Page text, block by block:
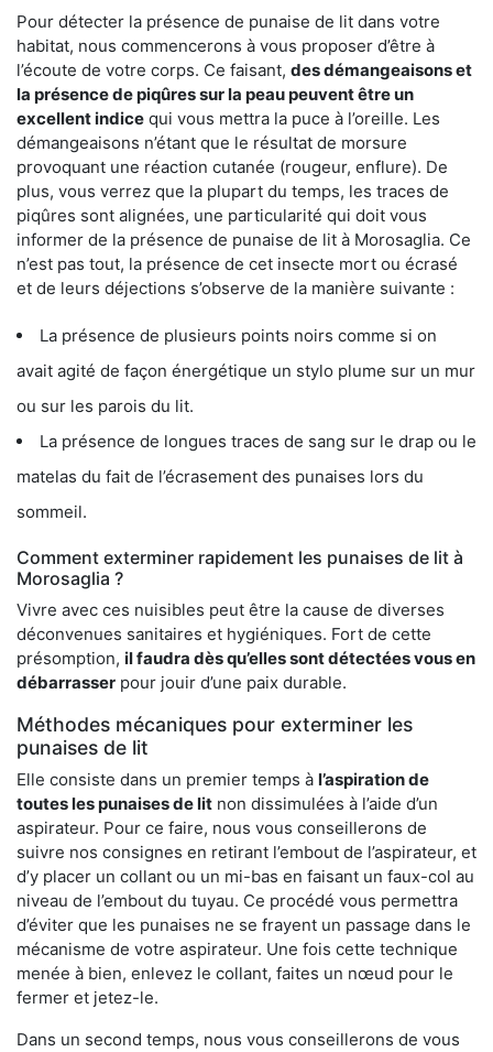
Pour détecter la présence de punaise de lit dans votre
habitat, nous commencerons à vous proposer d’être à
l’écoute de votre corps. Ce faisant, des démangeaisons et
la présence de piqûres sur la peau peuvent être un
excellent indice qui vous mettra la puce à l’oreille. Les
démangeaisons n’étant que le résultat de morsure
provoquant une réaction cutanée (rougeur, enflure). De
plus, vous verrez que la plupart du temps, les traces de
piqûres sont alignées, une particularité qui doit vous
informer de la présence de punaise de lit à Morosaglia. Ce
n’est pas tout, la présence de cet insecte mort ou écrasé
et de leurs déjections s’observe de la manière suivante :
La présence de plusieurs points noirs comme si on
avait agité de façon énergétique un stylo plume sur un mur
ou sur les parois du lit.
La présence de longues traces de sang sur le drap ou le
matelas du fait de l’écrasement des punaises lors du
sommeil.
Comment exterminer rapidement les punaises de lit à
Morosaglia ?
Vivre avec ces nuisibles peut être la cause de diverses
déconvenues sanitaires et hygiéniques. Fort de cette
présomption, il faudra dès qu’elles sont détectées vous en
débarrasser pour jouir d’une paix durable.
Méthodes mécaniques pour exterminer les
punaises de lit
Elle consiste dans un premier temps à l’aspiration de
toutes les punaises de lit non dissimulées à l’aide d’un
aspirateur. Pour ce faire, nous vous conseillerons de
suivre nos consignes en retirant l’embout de l’aspirateur, et
d’y placer un collant ou un mi-bas en faisant un faux-col au
niveau de l’embout du tuyau. Ce procédé vous permettra
d’éviter que les punaises ne se frayent un passage dans le
mécanisme de votre aspirateur. Une fois cette technique
menée à bien, enlevez le collant, faites un nœud pour le
fermer et jetez-le.
Dans un second temps, nous vous conseillerons de vous